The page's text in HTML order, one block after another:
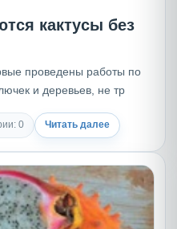
кактусы без
проведены работы по
и деревьев, не тр
0 Читать далее